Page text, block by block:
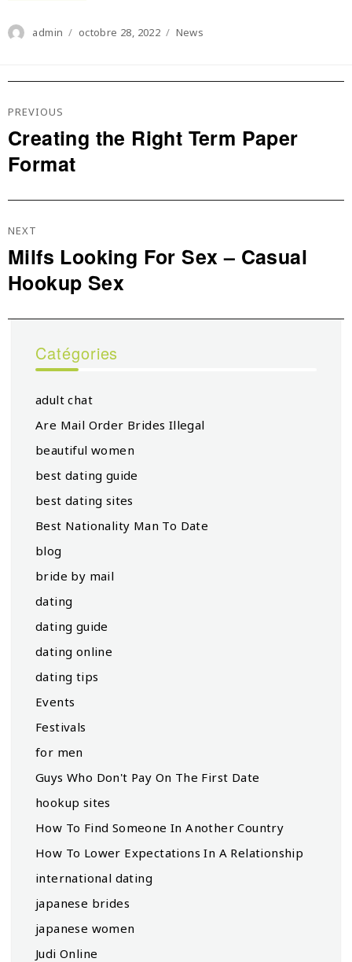
Author
admin
Posted
octobre 28, 2022 Categories
News
De
L’article
PREVIOUS
Previous
post:
Creating the Right Term Paper
Format
NEXT
Next
post:
Milfs Looking For Sex – Casual
Hookup Sex
Catégories
adult chat
Are Mail Order Brides Illegal
beautiful women
best dating guide
best dating sites
Best Nationality Man To Date
blog
bride by mail
dating
dating guide
dating online
dating tips
Events
Festivals
for men
Guys Who Don't Pay On The First Date
hookup sites
How To Find Someone In Another Country
How To Lower Expectations In A Relationship
international dating
japanese brides
japanese women
Judi Online